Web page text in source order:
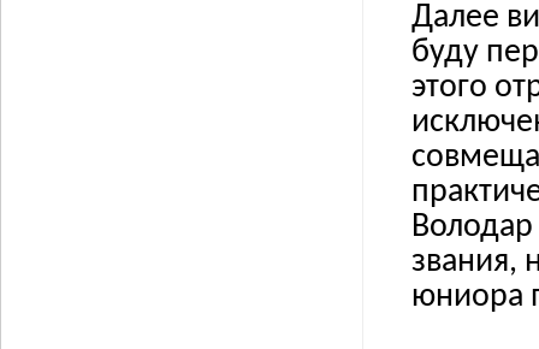
Далее
буду
этого
звания,
юниора